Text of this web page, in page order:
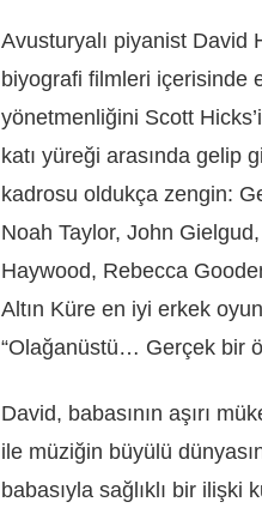
Avusturyalı piyanist David
biyografi filmleri içerisinde
yönetmenliğini Scott
katı yüreği arasında gelip
kadrosu oldukça zengin:
Noah Taylor, John
Haywood, Rebecca
Altın Küre en iyi erkek
“Olağanüstü… Gerçek bir
David, babasının aşırı
ile müziğin büyülü
babasıyla sağlıklı bir ilişki